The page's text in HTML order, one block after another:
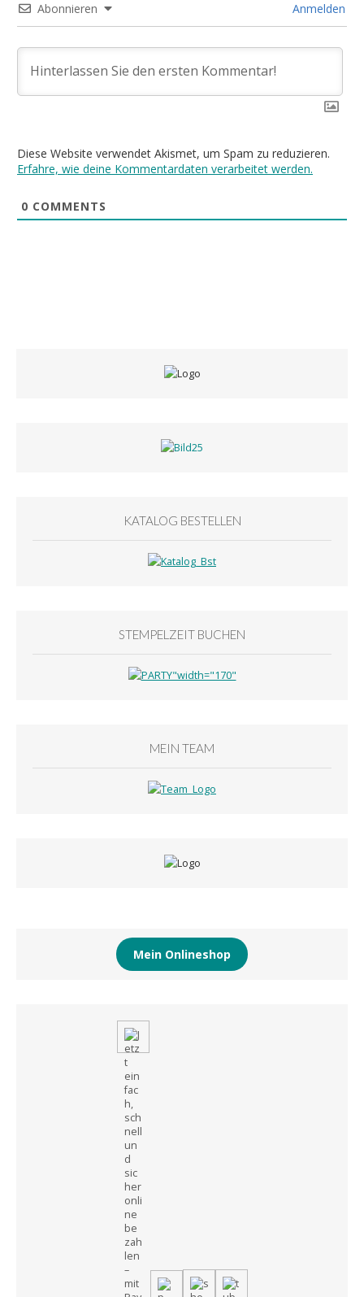
Abonnieren Anmelden
Diese Website verwendet Akismet, um Spam zu reduzieren.
Erfahre, wie deine Kommentardaten verarbeitet werden.
0 COMMENTS
KATALOG BESTELLEN
STEMPELZEIT BUCHEN
MEIN TEAM
Mein Onlineshop